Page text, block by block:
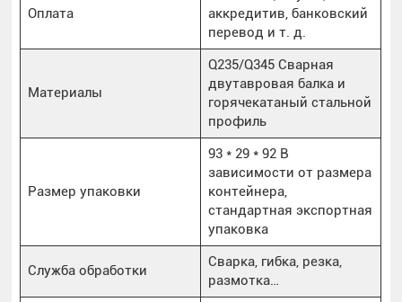
Оплата
аккредитив, банковский
перевод и т. д.
Материалы
Q235/Q345 Сварная
двутавровая балка и
горячекатаный стальной
профиль
Размер упаковки
93 * 29 * 92 В
зависимости от размера
контейнера,
стандартная экспортная
упаковка
Служба обработки
Сварка, гибка, резка,
размотка…